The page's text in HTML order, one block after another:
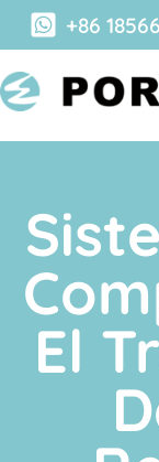
+86
El